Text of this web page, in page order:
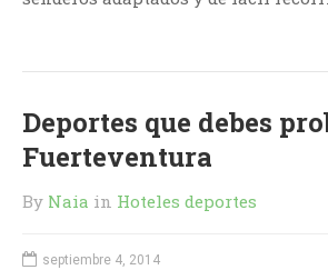
Deportes que debes
Fuerteventura
By Naia in Hoteles deportes
septiembre 4, 2014